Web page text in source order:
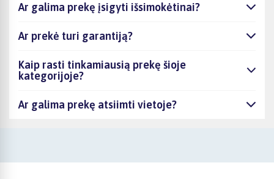
Ar galima prekę įsigyti išsimokėtinai?
Ar prekė turi garantiją?
Kaip rasti tinkamiausią prekę šioje
kategorijoje?
Ar galima prekę atsiimti vietoje?